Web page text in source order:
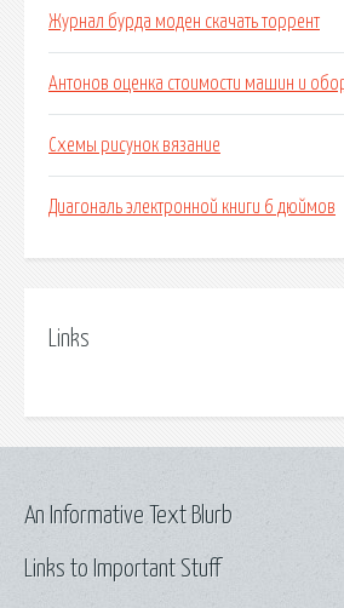
Журнал бурда моден скачать торрент
Антонов оценка стоимости машин и
Схемы рисунок вязание
Диагональ электронной книги 6 дюймов
Links
Links to Important Stuff
An Informative Text Blurb